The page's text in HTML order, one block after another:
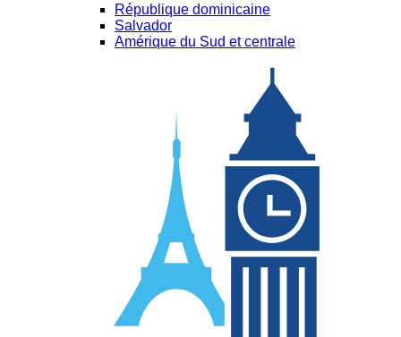
République dominicaine
Salvador
Amérique du Sud et centrale